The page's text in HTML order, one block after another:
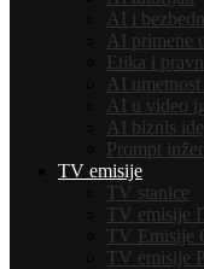
AI i
AI primene
Etika i
AI
AI u video
AI biznis
Prompt
TV emisije
TV stanice
TV emisije
TV Emisije
TV emisije